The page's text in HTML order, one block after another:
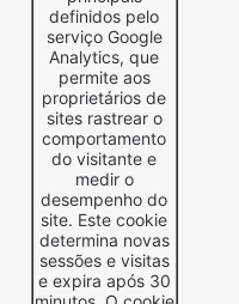
definidos pelo
serviço Google
Analytics, que
permite aos
proprietários de
sites rastrear o
comportamento
do visitante e
medir o
desempenho do
site. Este cookie
determina novas
sessões e visitas
e expira após 30